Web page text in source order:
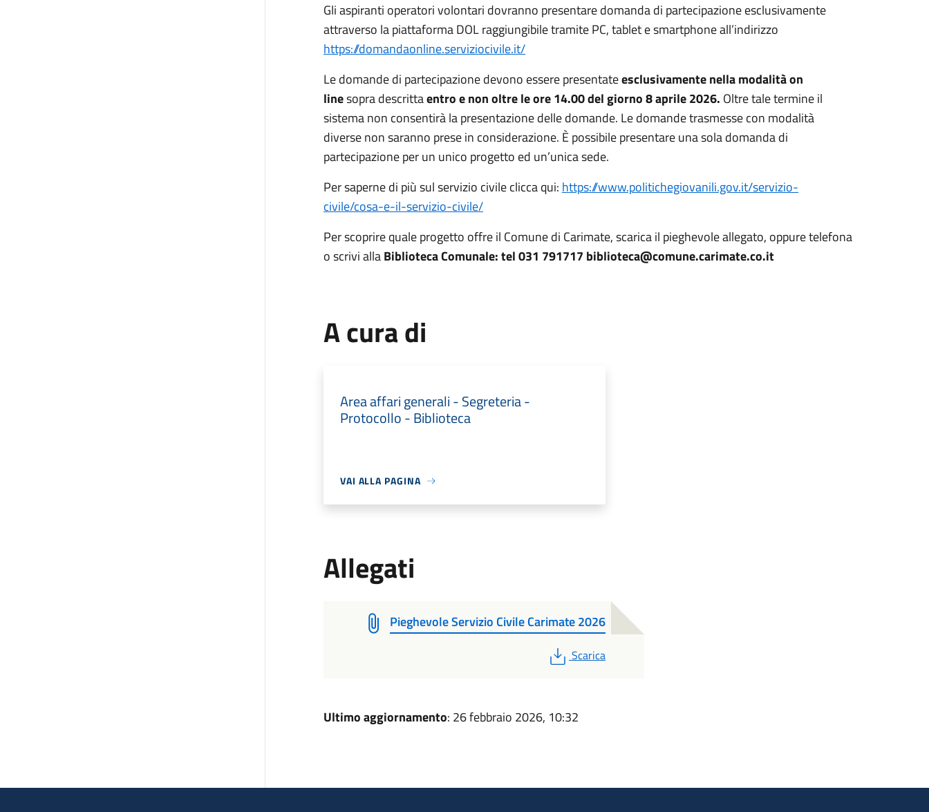
Gli aspiranti operatori volontari dovranno presentare domanda di partecipazione esclusivamente
attraverso la piattaforma DOL raggiungibile tramite PC, tablet e smartphone all’indirizzo
https://domandaonline.serviziocivile.it/
Le domande di partecipazione devono essere presentateesclusivamente nella modalità on
linesopra descrittaentro e non oltre le ore 14.00 del giorno 8 aprile 2026. Oltre tale termine il
sistema non consentirà la presentazione delle domande. Le domande trasmesse con modalità
diverse non saranno prese in considerazione. È possibile presentare una sola domanda di
partecipazione per un unico progetto ed un’unica sede.
Per saperne di più sul servizio civile clicca qui: https://www.politichegiovanili.gov.it/servizio-
civile/cosa-e-il-servizio-civile/
Per scoprire quale progetto offre il Comune di Carimate, scarica il pieghevole allegato, oppure telefona
o scrivi allaBiblioteca Comunale: tel 031 791717 biblioteca@comune.carimate.co.it
A cura di
Area affari generali - Segreteria -
Protocollo - Biblioteca
VAI ALLA PAGINA
Allegati
Pieghevole Servizio Civile Carimate 2026
PDF
Scarica
Ultimo aggiornamento: 26 febbraio 2026, 10:32